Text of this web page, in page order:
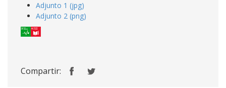
Adjunto 1 (jpg)
Adjunto 2 (png)
Compartir: